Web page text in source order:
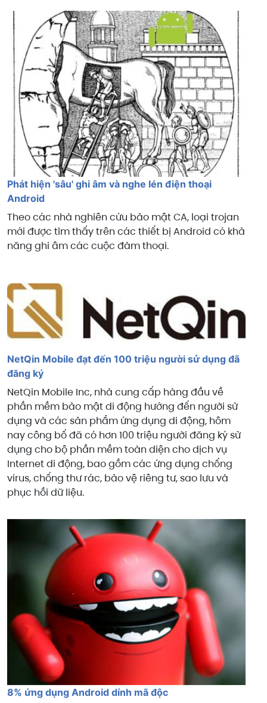
Phát hiện 'sâu' ghi âm và nghe lén điện thoại
Android
Theo các nhà nghiên cứu bảo mật CA, loại trojan
mới được tìm thấy trên các thiết bị Android có khả
năng ghi âm các cuộc đàm thoại.
NetQin Mobile đạt đến 100 triệu người sử dụng đã
đăng ký
NetQin Mobile Inc, nhà cung cấp hàng đầu về
phần mềm bảo mật di động hướng đến người sử
dụng và các sản phẩm ứng dụng di động, hôm
nay công bố đã có hơn 100 triệu người đăng ký sử
dụng cho bộ phần mềm toàn diện chodịch vụ
Internet di động, bao gồm các ứng dụng chống
virus, chống thư rác, bảo vệ riêng tư, sao lưu và
phục hồi dữ liệu.
8% ứng dụng Android dính mã độc